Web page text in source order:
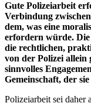
Gute Polizeiarbeit
Verbindung
dem, was eine
erfordern würde. Die
die rechtlichen,
von der Polizei allein
sinnvolles
Gemeinschaft, der
Polizeiarbeit sei daher